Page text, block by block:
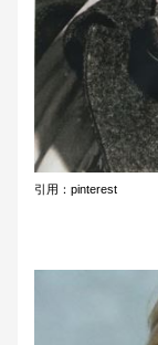
引用：pinterest